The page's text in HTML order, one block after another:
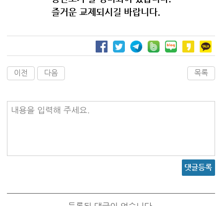
즐거운 교제되시길 바랍니다.
이전 다음 목록
내용을 입력해 주세요.
댓글등록